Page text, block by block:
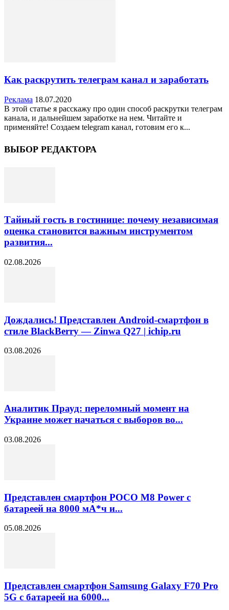
Как раскрутить телеграм канал и заработать
Реклама 18.07.2020
В этой статье я расскажу про один способ раскрутки телеграм
канала, и дальнейшем заработке на нем. Читайте и
применяйте! Создаем telegram канал, готовим его к...
ВЫБОР РЕДАКТОРА
Тайный гость в гостинице: почему независимая
оценка становится важным инструментом
развития...
02.08.2026
Дождались! Представлен Android-смартфон в
стиле BlackBerry — Zinwa Q27 | ichip.ru
03.08.2026
Аналитик Прауд: переломный момент на
Украине может начаться с выборов во...
03.08.2026
Представлен смартфон POCO M8 Power с
батареей на 8000 мА*ч и...
05.08.2026
Представлен смартфон Samsung Galaxy F70 Pro
5G с батареей на 6000...